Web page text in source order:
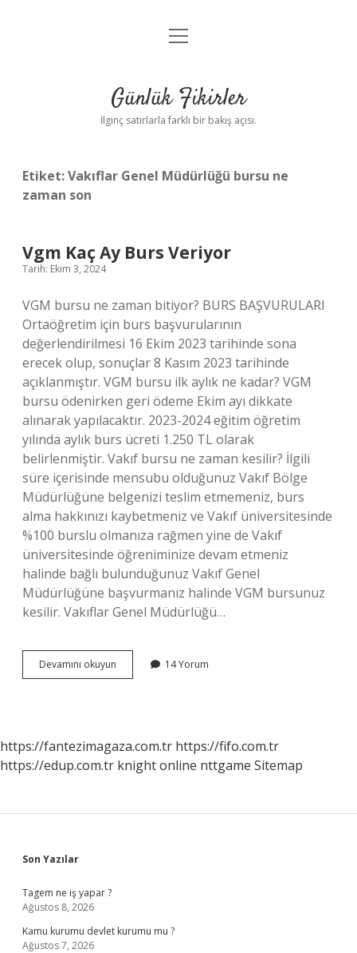
Anasayfa
Yasal Uyarı
menüyü
Günlük Fikirler
İlginç satırlarla farklı bir bakış açısı.
Etiket:Vakıflar Genel Müdürlüğü bursu ne
zaman son
Vgm Kaç Ay Burs Veriyor
Tarih: Ekim 3, 2024
VGM bursu ne zaman bitiyor? BURS BAŞVURULARI
Ortaöğretim için burs başvurularının
değerlendirilmesi 16 Ekim 2023 tarihinde sona
erecek olup, sonuçlar 8 Kasım 2023 tarihinde
açıklanmıştır. VGM bursu ilk aylık ne kadar? VGM
bursu ödenirken geri ödeme Ekim ayı dikkate
alınarak yapılacaktır. 2023-2024 eğitim öğretim
yılında aylık burs ücreti 1.250 TL olarak
belirlenmiştir. Vakıf bursu ne zaman kesilir? İlgili
süre içerisinde mensubu olduğunuz Vakıf Bölge
Müdürlüğüne belgenizi teslim etmemeniz, burs
alma hakkınızı kaybetmeniz ve Vakıf üniversitesinde
%100 burslu olmanıza rağmen yine de Vakıf
üniversitesinde öğreniminize devam etmeniz
halinde bağlı bulunduğunuz Vakıf Genel
Müdürlüğüne başvurmanız halinde VGM bursunuz
kesilir. Vakıflar Genel Müdürlüğü…
Devamını okuyun
Kaç
14 Yorum
https://fantezimagaza.com.tr https://fifo.com.tr
https://edup.com.tr knight online nttgame Sitemap
Sidebar
Son Yazılar
Tagem ne iş yapar ?
Ağustos 8, 2026
Kamu kurumu devlet kurumu mu ?
Ağustos 7, 2026